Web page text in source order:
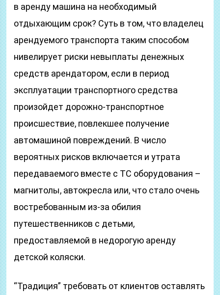
в аренду машина на необходимый
отдыхающим срок? Суть в том, что владелец
арендуемого транспорта таким способом
нивелирует риски невыплаты денежных
средств арендатором, если в период
эксплуатации транспортного средства
произойдет дорожно-транспортное
происшествие, повлекшее получение
автомашиной повреждений. В число
вероятных рисков включается и утрата
передаваемого вместе с ТС оборудования –
магнитолы, автокресла или, что стало очень
востребованным из-за обилия
путешественников с детьми,
предоставляемой в недорогую аренду
детской коляски.
“Традиция” требовать от клиентов оставлять